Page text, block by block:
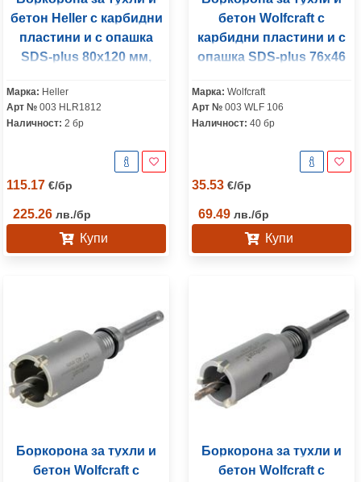
бетон Heller с карбидни
пластини и с опашка
SDS-plus 80х120 мм,
Марка: Heller
Арт № 003 HLR1812
Наличност: 2 бр
115.17 €/бр
225.26 лв./бр
Купи
бетон Wolfcraft с
карбидни пластини и с
опашка SDS-plus 76х46
Марка: Wolfcraft
Арт № 003 WLF 106
Наличност: 40 бр
35.53 €/бр
69.49 лв./бр
Купи
Боркорона за тухли и
бетон Wolfcraft с
Боркорона за тухли и
бетон Wolfcraft с